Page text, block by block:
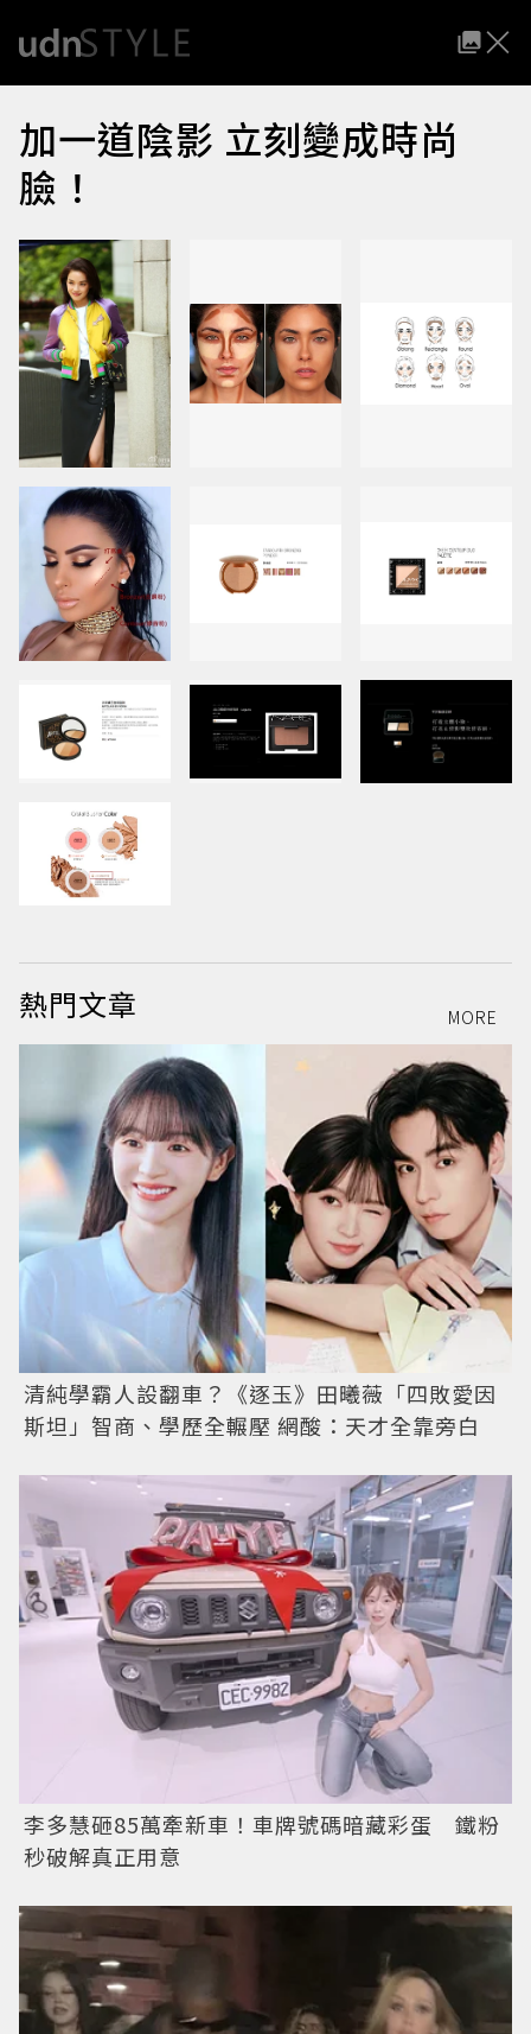
加一道陰影 立刻變成時尚
臉！
熱門文章 MORE
清純學霸人設翻車？《逐玉》田曦薇「四敗愛因
斯坦」智商、學歷全輾壓 網酸：天才全靠旁白
李多慧砸85萬牽新車！車牌號碼暗藏彩蛋 鐵粉
秒破解真正用意